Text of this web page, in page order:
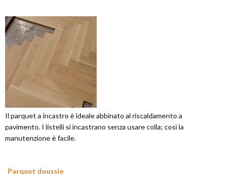
Il parquet a incastro è ideale abbinato al riscaldamento a
pavimento. I listelli si incastrano senza usare colla; così la
manutenzione è facile.
Parquet doussie